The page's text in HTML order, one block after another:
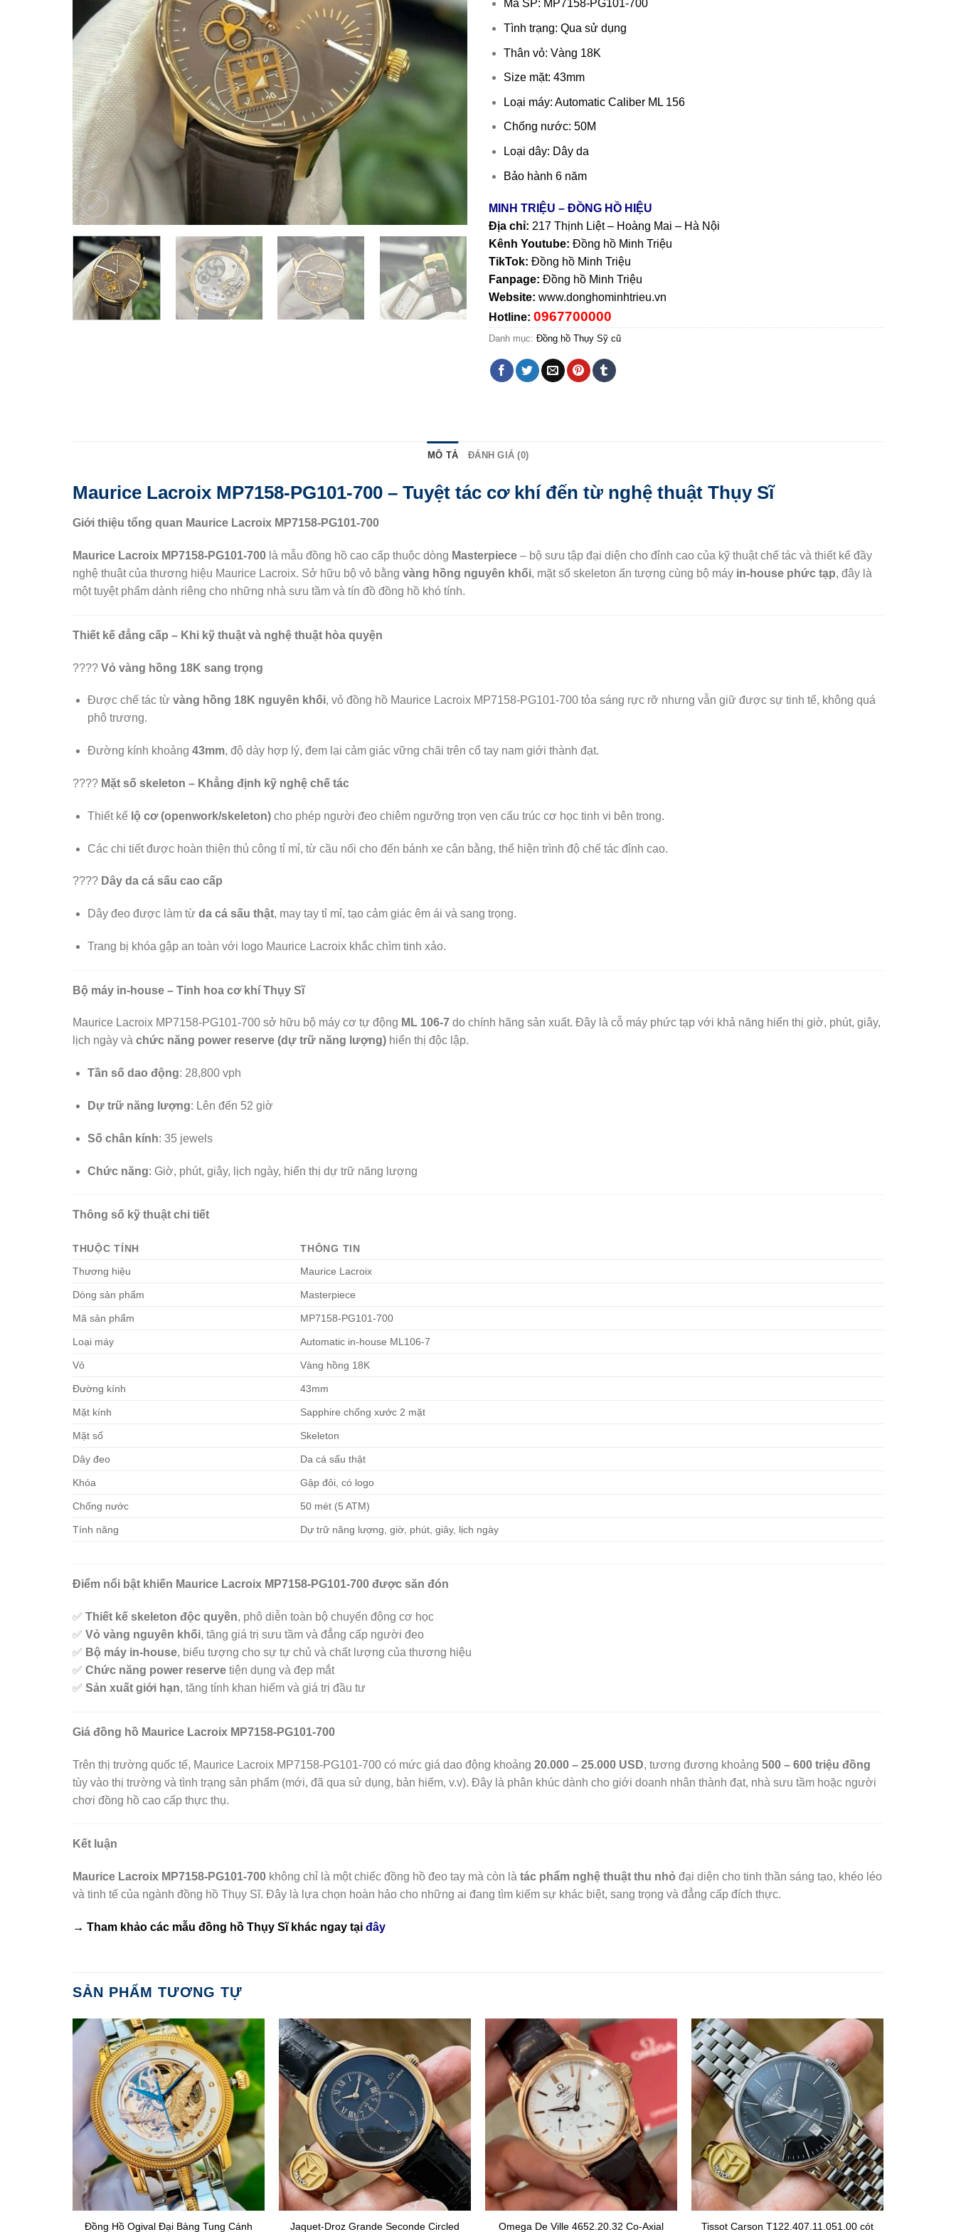
Mã SP: MP7158-PG101-700
Tình trạng: Qua sử dụng
Thân vỏ: Vàng 18K
Size mặt: 43mm
Loại máy: Automatic Caliber ML 156
Chống nước: 50M
Loại dây: Dây da
Bảo hành 6 năm
MINH TRIỆU – ĐỒNG HỒ HIỆU
Địa chỉ: 217 Thịnh Liệt – Hoàng Mai – Hà Nội
Kênh Youtube: Đồng hồ Minh Triệu
TikTok: Đồng hồ Minh Triệu
Fanpage: Đồng hồ Minh Triệu
Website: www.donghominhtrieu.vn
Hotline: 0967700000
Danh mục: Đồng hồ Thụy Sỹ cũ
MÔ TẢ ĐÁNH GIÁ (0)
Maurice Lacroix MP7158-PG101-700 – Tuyệt tác cơ khí đến từ nghệ thuật Thụy Sĩ
Giới thiệu tổng quan Maurice Lacroix MP7158-PG101-700
Maurice Lacroix MP7158-PG101-700 là mẫu đồng hồ cao cấp thuộc dòng Masterpiece – bộ sưu tập đại diện cho đỉnh cao của kỹ thuật chế tác và thiết kế đầy
nghệ thuật của thương hiệu Maurice Lacroix. Sở hữu bộ vỏ bằng vàng hồng nguyên khối, mặt số skeleton ấn tượng cùng bộ máy in-house phức tạp, đây là
một tuyệt phẩm dành riêng cho những nhà sưu tầm và tín đồ đồng hồ khó tính.
Thiết kế đẳng cấp – Khi kỹ thuật và nghệ thuật hòa quyện
???? Vỏ vàng hồng 18K sang trọng
Được chế tác từ vàng hồng 18K nguyên khối, vỏ đồng hồ Maurice Lacroix MP7158-PG101-700 tỏa sáng rực rỡ nhưng vẫn giữ được sự tinh tế, không quá
phô trương.
Đường kính khoảng 43mm, độ dày hợp lý, đem lại cảm giác vững chãi trên cổ tay nam giới thành đạt.
???? Mặt số skeleton – Khẳng định kỹ nghệ chế tác
Thiết kế lộ cơ (openwork/skeleton)cho phép người đeo chiêm ngưỡng trọn vẹn cấu trúc cơ học tinh vi bên trong.
Các chi tiết được hoàn thiện thủ công tỉ mỉ, từ cầu nối cho đến bánh xe cân bằng, thể hiện trình độ chế tác đỉnh cao.
???? Dây da cá sấu cao cấp
Dây đeo được làm từ da cá sấu thật, may tay tỉ mỉ, tạo cảm giác êm ái và sang trọng.
Trang bị khóa gập an toàn với logo Maurice Lacroix khắc chìm tinh xảo.
Bộ máy in-house – Tinh hoa cơ khí Thụy Sĩ
Maurice Lacroix MP7158-PG101-700 sở hữu bộ máy cơ tự động ML 106-7 do chính hãng sản xuất. Đây là cỗ máy phức tạp với khả năng hiển thị giờ, phút, giây,
lịch ngày và chức năng power reserve (dự trữ năng lượng) hiển thị độc lập.
Tần số dao động: 28,800 vph
Dự trữ năng lượng: Lên đến 52 giờ
Số chân kính: 35 jewels
Chức năng: Giờ, phút, giây, lịch ngày, hiển thị dự trữ năng lượng
Thông số kỹ thuật chi tiết
THUỘC TÍNH
THÔNG TIN
Thương hiệu
Maurice Lacroix
Dòng sản phẩm Masterpiece
Mã sản phẩm MP7158-PG101-700
Loại máy Automatic in-house ML106-7
Vỏ Vàng hồng 18K
Đường kính 43mm
Mặt kính Sapphire chống xước 2 mặt
Mặt số Skeleton
Dây đeo Da cá sấu thật
Khóa Gập đôi, có logo
Chống nước 50 mét (5 ATM)
Tính năng Dự trữ năng lượng, giờ, phút, giây, lịch ngày
Điểm nổi bật khiến Maurice Lacroix MP7158-PG101-700 được săn đón
✅ Thiết kế skeleton độc quyền, phô diễn toàn bộ chuyển động cơ học
✅ Vỏ vàng nguyên khối, tăng giá trị sưu tầm và đẳng cấp người đeo
✅ Bộ máy in-house, biểu tượng cho sự tự chủ và chất lượng của thương hiệu
✅ Chức năng power reserve tiện dụng và đẹp mắt
✅ Sản xuất giới hạn, tăng tính khan hiếm và giá trị đầu tư
Giá đồng hồ Maurice Lacroix MP7158-PG101-700
Trên thị trường quốc tế, Maurice Lacroix MP7158-PG101-700 có mức giá dao động khoảng 20.000 – 25.000 USD, tương đương khoảng 500 – 600 triệu đồng
tùy vào thị trường và tình trạng sản phẩm (mới, đã qua sử dụng, bản hiếm, v.v). Đây là phân khúc dành cho giới doanh nhân thành đạt, nhà sưu tầm hoặc người
chơi đồng hồ cao cấp thực thụ.
Kết luận
Maurice Lacroix MP7158-PG101-700 không chỉ là một chiếc đồng hồ đeo tay mà còn là tác phẩm nghệ thuật thu nhỏ đại diện cho tinh thần sáng tạo, khéo léo
và tinh tế của ngành đồng hồ Thụy Sĩ. Đây là lựa chọn hoàn hảo cho những ai đang tìm kiếm sự khác biệt, sang trọng và đẳng cấp đích thực.
→ Tham khảo các mẫu đồng hồ Thụy Sĩkhác ngay tại đây
SẢN PHẨM TƯƠNG TỰ
Đồng Hồ Ogival Đại Bàng Tung Cánh Jaquet-Droz Grande Seconde Circled Omega De Ville 4652.20.32 Co-Axial Tissot Carson T122.407.11.051.00 cót